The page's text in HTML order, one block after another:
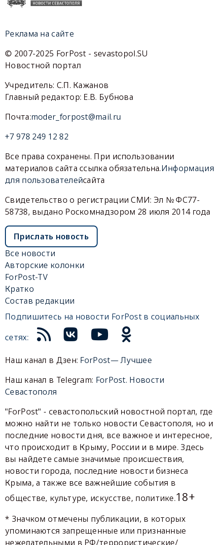
Реклама на сайте
© 2007-2025 ForPost - sevastopol.SU
Новостной портал
Учредитель: С.П. Кажанов
Главный редактор: Е.В. Бубнова
Почта:moder_forpost@mail.ru
+7 978 249 12 82
Все права сохранены. При использовании
материалов сайта ссылка обязательна.Информация
для пользователейсайта
Свидетельство о регистрации СМИ: Эл № ФС77-
58738, выдано Роскомнадзором 28 июля 2014 года
Прислать новость
Все новости
Авторские колонки
ForPost-TV
Кратко
Состав редакции
Подпишитесь на новости ForPost в социальных
сетях:
Наш канал в Дзен: ForPost— Лучшее
Наш канал в Telegram: ForPost. Новости
Севастополя
"ForPost" - севастопольский новостной портал, где
можно найти не только новости Севастополя, но и
последние новости дня, все важное и интересное,
что происходит в Крыму, России и в мире. Здесь
вы найдете самые значимые происшествия,
новости города, последние новости бизнеса
Крыма, а также все важнейшие события в
обществе, культуре, искусстве, политике.18+
* Значком отмечены публикации, в которых
упоминаются запрещенные или признанные
нежелательными в РФ/террористические/